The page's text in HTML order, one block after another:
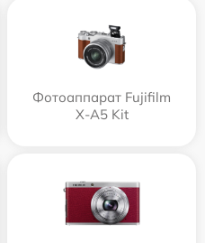
Фотоаппарат Fujifilm
X-A5 Kit